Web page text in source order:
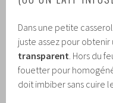
Dans une petite
juste assez pour
transparent . Hors du
fouetter pour
doit imbiber sans cuire